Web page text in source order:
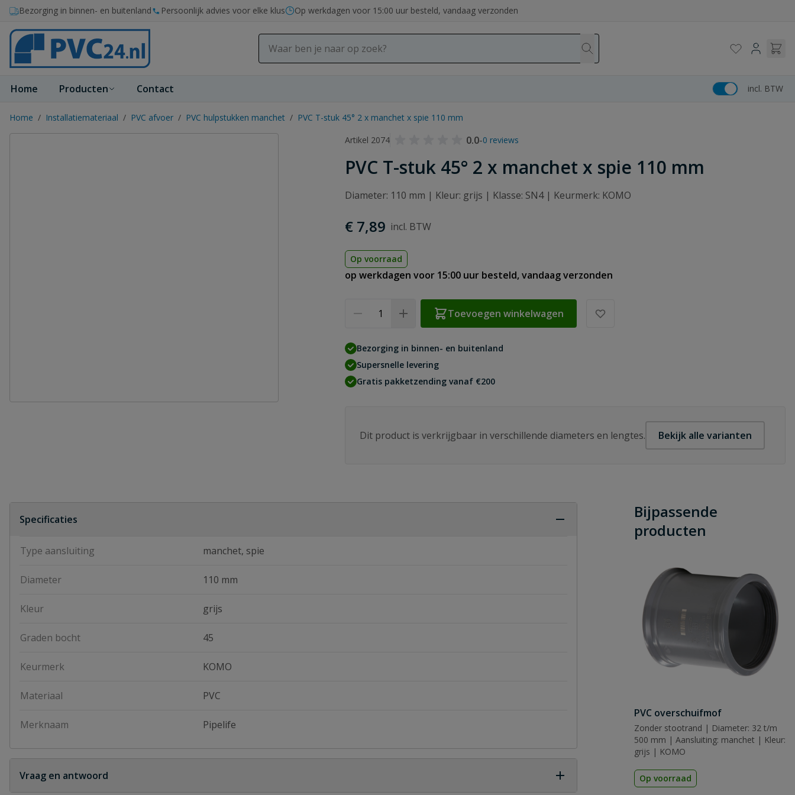
Ga naar de inhoud
Bezorging in binnen- en buitenland Persoonlijk advies voor elke klus Op werkdagen voor 15:00 uur besteld, vandaag verzonden
Home Producten Contact incl. BTW
Home / Installatiemateriaal / PVC afvoer / PVC hulpstukken manchet / PVC T-stuk 45° 2 x manchet x spie 110 mm
Artikel 2074
0.0-0 reviews
PVC T-stuk 45° 2 x manchet x spie 110 mm
Diameter: 110 mm | Kleur: grijs | Klasse: SN4 | Keurmerk: KOMO
€ 7,89
Op voorraad
op werkdagen voor 15:00 uur besteld, vandaag verzonden
Toevoegen winkelwagen
Bezorging in binnen- en buitenland
Supersnelle levering
Gratis pakketzending vanaf €200
Dit product is verkrijgbaar in verschillende diameters en lengtes. Bekijk alle varianten
Specificaties
Type aansluiting manchet, spie
Diameter 110 mm
Kleur grijs
Graden bocht 45
Keurmerk KOMO
Materiaal PVC
Merknaam Pipelife
Vraag en antwoord
Bijpassende
producten
PVC overschuifmof
Zonder stootrand | Diameter: 32 t/m
500 mm | Aansluiting: manchet | Kleur:
grijs | KOMO
Op voorraad